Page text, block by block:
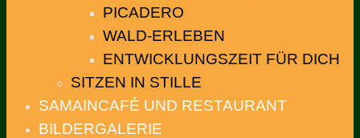
PICADERO
WALD-ERLEBEN
ENTWICKLUNGSZEIT FÜR DICH
SITZEN IN STILLE
SAMAINCAFÉ UND RESTAURANT
BILDERGALERIE